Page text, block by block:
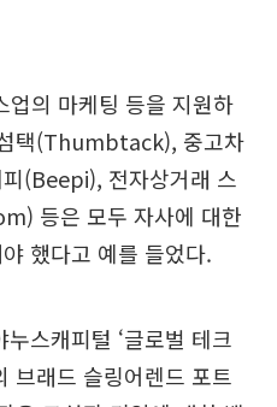
업의 마케팅 등을 지원하
택(Thumbtack), 중고차
(Beepi), 전자상거래 스
등은 모두 자사에 대한
했다고 예를 들었다.
스캐피털 ‘글로벌 테크
브래드 슬링어렌드 포트